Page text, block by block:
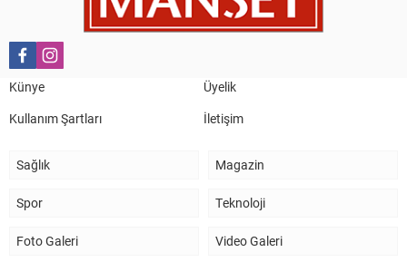
Künye
Üyelik
Kullanım Şartları
İletişim
Sağlık Magazin
Spor Teknoloji
Foto Galeri Video Galeri